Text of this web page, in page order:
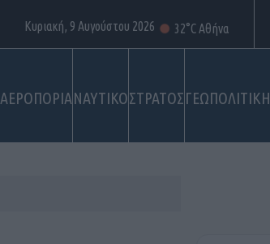
ΑΕΡΟΠΟΡΙΑΝΑΥΤΙΚΟΣΤΡΑΤΟΣΓΕΩΠΟΛΙΤΙΚΗ
Κυριακή, 9 Αυγούστου 2026 32°C Αθήνα